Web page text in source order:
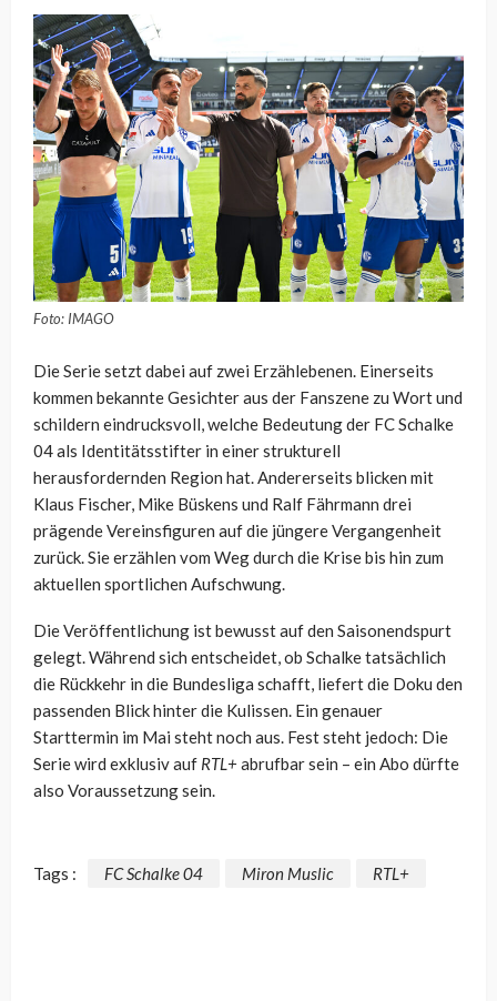
Foto: IMAGO
Die Serie setzt dabei auf zwei Erzählebenen. Einerseits
kommen bekannte Gesichter aus der Fanszene zu Wort und
schildern eindrucksvoll, welche Bedeutung der FC Schalke
04als Identitätsstifter in einer strukturell
herausfordernden Region hat. Andererseits blicken mit
Klaus Fischer, Mike Büskens und Ralf Fährmann drei
prägende Vereinsfiguren auf die jüngere Vergangenheit
zurück. Sie erzählen vom Weg durch die Krise bis hin zum
aktuellen sportlichen Aufschwung.
Die Veröffentlichung ist bewusst auf den Saisonendspurt
gelegt. Während sich entscheidet, ob Schalke tatsächlich
die Rückkehr in die Bundesliga schafft, liefert die Doku den
passenden Blick hinter die Kulissen. Ein genauer
Starttermin im Mai steht noch aus. Fest steht jedoch: Die
Serie wird exklusiv auf RTL+abrufbar sein – ein Abo dürfte
also Voraussetzung sein.
Tags : FC Schalke 04 Miron Muslic RTL+